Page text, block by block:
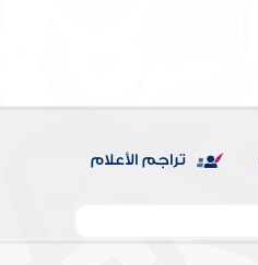
تراجم الأعلام